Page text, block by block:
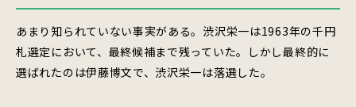
あまり知られていない事実がある。渋沢栄一は1963年の千円
札選定において、最終候補まで残っていた。しかし最終的に
選ばれたのは伊藤博文で、渋沢栄一は落選した。